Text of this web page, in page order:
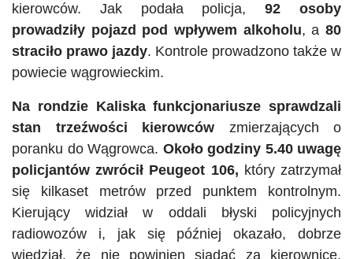
kierowców. Jak podała policja,92 osoby
prowadziły pojazd pod wpływem alkoholu, a80
straciło prawo jazdy. Kontrole prowadzono także w
powiecie wągrowieckim.
Na rondzie Kaliska funkcjonariusze sprawdzali
stan trzeźwości kierowców zmierzających o
poranku do Wągrowca. Około godziny 5.40 uwagę
policjantów zwrócił Peugeot 106, który zatrzymał
się kilkaset metrów przed punktem kontrolnym.
Kierujący widział w oddali błyski policyjnych
radiowozów i, jak się później okazało, dobrze
wiedział, że nie powinien siadać za kierownicę.